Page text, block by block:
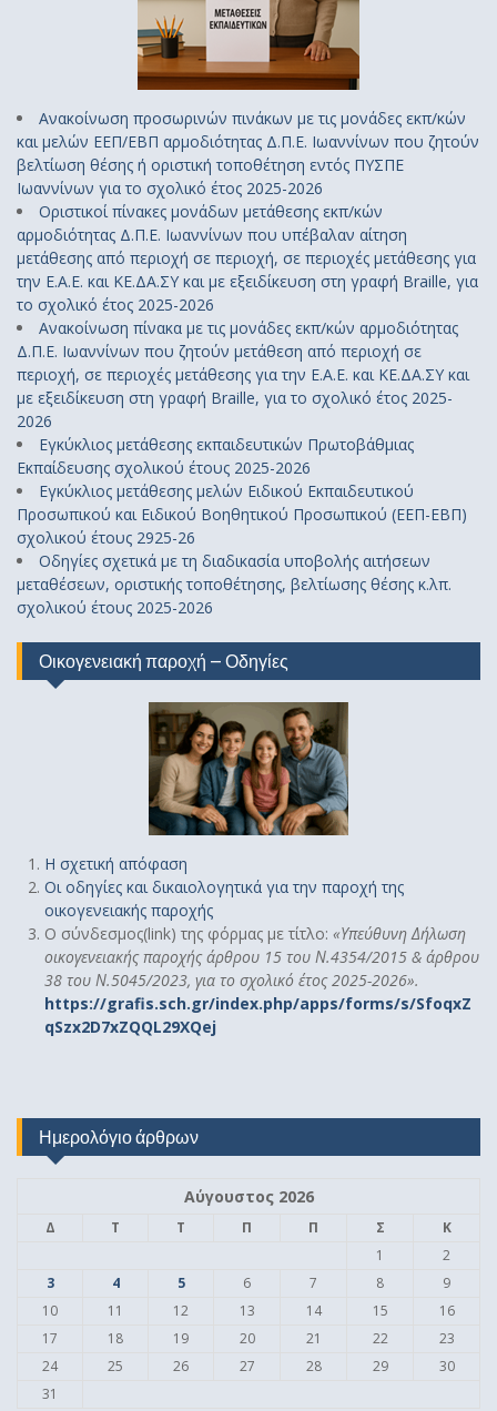
Ανακοίνωση προσωρινών πινάκων με τις μονάδες εκπ/κών
και μελών ΕΕΠ/ΕΒΠ αρμοδιότητας Δ.Π.Ε. Ιωαννίνων που ζητούν
βελτίωση θέσης ή οριστική τοποθέτηση εντός ΠΥΣΠΕ
Ιωαννίνων για το σχολικό έτος 2025-2026
Οριστικοί πίνακες μονάδων μετάθεσης εκπ/κών
αρμοδιότητας Δ.Π.Ε. Ιωαννίνων που υπέβαλαν αίτηση
μετάθεσης από περιοχή σε περιοχή, σε περιοχές μετάθεσης για
την Ε.Α.Ε. και ΚΕ.ΔΑ.ΣΥ και με εξειδίκευση στη γραφή Braille, για
το σχολικό έτος 2025-2026
Ανακοίνωση πίνακα με τις μονάδες εκπ/κών αρμοδιότητας
Δ.Π.Ε. Ιωαννίνων που ζητούν μετάθεση από περιοχή σε
περιοχή, σε περιοχές μετάθεσης για την Ε.Α.Ε. και ΚΕ.ΔΑ.ΣΥ και
με εξειδίκευση στη γραφή Braille, για το σχολικό έτος 2025-
2026
Εγκύκλιος μετάθεσης εκπαιδευτικών Πρωτοβάθμιας
Εκπαίδευσης σχολικού έτους 2025-2026
Εγκύκλιος μετάθεσης μελών Ειδικού Εκπαιδευτικού
Προσωπικού και Ειδικού Βοηθητικού Προσωπικού (ΕΕΠ-ΕΒΠ)
σχολικού έτους 2925-26
Οδηγίες σχετικά με τη διαδικασία υποβολής αιτήσεων
μεταθέσεων, οριστικής τοποθέτησης, βελτίωσης θέσης κ.λπ.
σχολικού έτους 2025-2026
Οικογενειακή παροχή – Οδηγίες
Η σχετική απόφαση
Οι οδηγίες και δικαιολογητικά για την παροχή της
οικογενειακής παροχής
Ο σύνδεσμος(link) της φόρμας με τίτλο: «Υπεύθυνη Δήλωση
οικογενειακής παροχής άρθρου 15 του Ν.4354/2015 & άρθρου
38 του Ν.5045/2023, για το σχολικό έτος 2025-2026».
https://grafis.sch.gr/index.php/apps/forms/s/SfoqxZ
qSzx2D7xZQQL29XQej
Ημερολόγιο άρθρων
Αύγουστος 2026
Δ Τ Τ Π Π Σ
Κ
1
2
3
4 5 6 7 8
9
10
11 12 13 14 15
16
17
18 19 20 21 22
23
24
25 26 27 28 29
30
31